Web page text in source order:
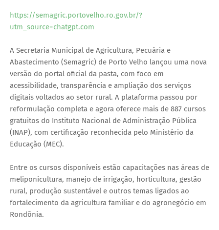
https://semagric.portovelho.ro.gov.br/?
utm_source=chatgpt.com
A Secretaria Municipal de Agricultura, Pecuária e
Abastecimento (Semagric) de Porto Velho lançou uma nova
versão do portal oficial da pasta, com foco em
acessibilidade, transparência e ampliação dos serviços
digitais voltados ao setor rural. A plataforma passou por
reformulação completa e agora oferece mais de 887 cursos
gratuitos do Instituto Nacional de Administração Pública
(INAP), com certificação reconhecida pelo Ministério da
Educação (MEC).
Entre os cursos disponíveis estão capacitações nas áreas de
meliponicultura, manejo de irrigação, horticultura, gestão
rural, produção sustentável e outros temas ligados ao
fortalecimento da agricultura familiar e do agronegócio em
Rondônia.